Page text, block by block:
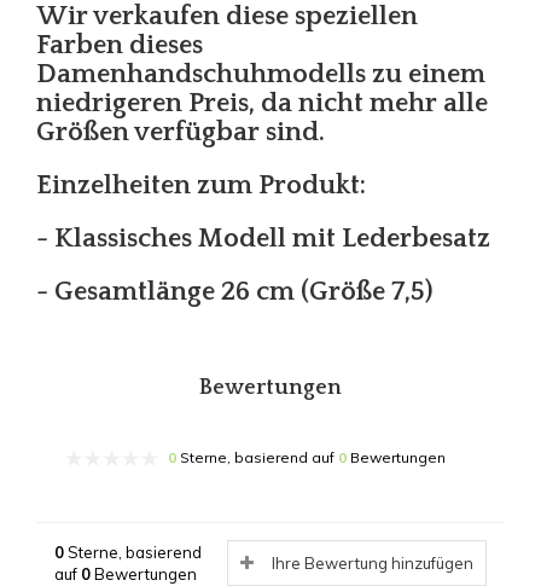
Wir verkaufen diese speziellen
Farben dieses
Damenhandschuhmodells zu einem
niedrigeren Preis, da nicht mehr alle
Größen verfügbar sind.
Einzelheiten zum Produkt:
- Klassisches Modell mit Lederbesatz
- Gesamtlänge 26 cm (Größe 7,5)
Bewertungen
0 Sterne, basierend auf 0 Bewertungen
0Sterne, basierend
auf 0Bewertungen
Ihre Bewertung hinzufügen